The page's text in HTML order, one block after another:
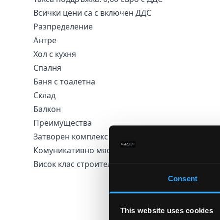
Consent
This website uses cookies
Всички цени са с включен ДДС
Разпределение
Антре
Хол с кухня
Спалня
Баня с тоалетна
Склад
Балкон
Преимущества
Затворен комплекс
Комуникативно място
Висок клас строителство